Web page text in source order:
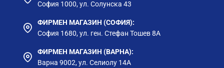
София 1000, ул. Солунска 43
ФИРМЕН МАГАЗИН (СОФИЯ):
София 1680, ул. ген. Стефан Тошев 8А
ФИРМЕН МАГАЗИН (ВАРНА):
Варна 9002, ул. Селиолу 14А